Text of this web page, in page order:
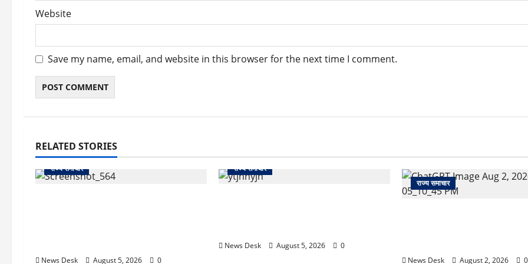
Website
Save my name, email, and website in this browser for the next time I comment.
RELATED STORIES
राज्य समाचार
News Desk August 5, 2026 0
राज्य समाचार
News Desk August 5, 2026 0
राज्य समाचार
News Desk August 2, 2026 0